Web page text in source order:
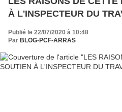
À L'INSPECTEUR DU
Publié le 22/07/2020 à 10:48
Par BLOG-PCF-ARRAS